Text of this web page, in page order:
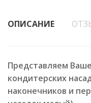
ОПИСАНИЕ
Представляем
кондитерских
наконечников и